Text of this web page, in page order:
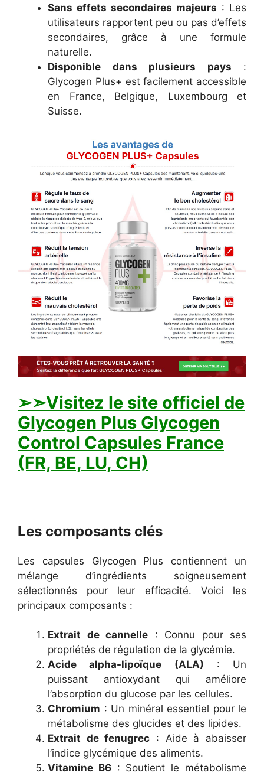
Sans effets secondaires majeurs : Les
utilisateurs rapportent peu ou pas d’effets
secondaires, grâce à une formule
naturelle.
Disponible dans plusieurs pays :
Glycogen Plus+ est facilement accessible
en France, Belgique, Luxembourg et
Suisse.
➢➣Visitez le site officiel de
Glycogen Plus Glycogen
Control Capsules France
(FR, BE, LU, CH)
Les composants clés
Les capsules Glycogen Plus contiennent un
mélange d’ingrédients soigneusement
sélectionnés pour leur efficacité. Voici les
principaux composants :
Extrait de cannelle : Connu pour ses
propriétés de régulation de la glycémie.
Acide alpha-lipoïque (ALA) : Un
puissant antioxydant qui améliore
l’absorption du glucose par les cellules.
Chromium : Un minéral essentiel pour le
métabolisme des glucides et des lipides.
Extrait de fenugrec : Aide à abaisser
l’indice glycémique des aliments.
Vitamine B6: Soutient le métabolisme